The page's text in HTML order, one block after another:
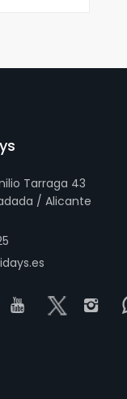
Tarraga 43
/ Alicante
Visit ourVisit our
Visit